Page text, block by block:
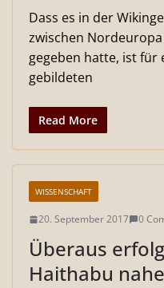
Dass es in der
zwischen
gegeben hatte, ist
gebildeten
Read More
WISSENSCHAFT
20. September 2017 0
Überaus
Haithabu